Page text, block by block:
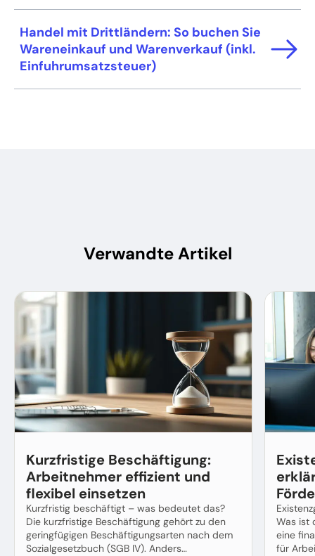
Handel mit Drittländern: So buchen Sie
Wareneinkauf und Warenverkauf (inkl.
Einfuhrumsatzsteuer)
Verwandte Artikel
Kurzfristige Beschäftigung:
Arbeitnehmer effizient und
flexibel einsetzen
Kurzfristig beschäftigt – was bedeutet das?
Die kurzfristige Beschäftigung gehört zu den
geringfügigen Beschäftigungsarten nach dem
Sozialgesetzbuch (SGB IV). Anders…
Was ist
eine
für